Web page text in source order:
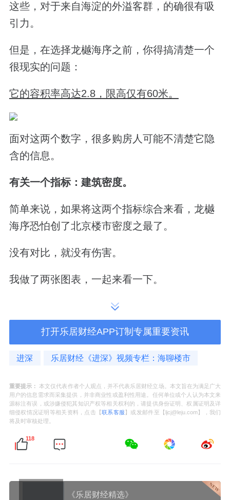
这些，对于来自海淀的外溢客群，的确很有吸
引力。
但是，在选择龙樾海序之前，你得搞清楚一个
很现实的问题：
它的容积率高达2.8，限高仅有60米。
面对这两个数字，很多购房人可能不清楚它隐
含的信息。
有关一个指标：建筑密度。
简单来说，如果将这两个指标综合来看，龙樾
海序恐怕创了北京楼市密度之最了。
没有对比，就没有伤害。
我做了两张图表，一起来看一下。
一张是：建筑限高60米的楼盘容积率情况；
一张是：容积率2.8楼盘的建筑限高情况。
对比它们，会得出一个十分有趣的结论：
龙樾海序在限高60米的楼盘里，容积率是最高
的；
这说明一个问题，龙樾海序的实际建筑密度，
打开乐居财经APP订制专属重要资讯
进深 乐居财经《进深》视频专栏：海聊楼市
重要提示： 本文仅代表作者个人观点，并不代表乐居财经立场。本文旨在为满足广大
用户的信息需求而采集提供，并非商业性或盈利性用途。任何单位或个人认为本文来
源标注有误，或涉嫌侵犯其知识产权等相关权利的，请提供身份证明、权属证明及详
细侵权情况证明等相关资料，点击【联系客服 】或发邮件至【ljcj@leju.com】，我们
将及时审核处理。
118
《乐居财经精选》